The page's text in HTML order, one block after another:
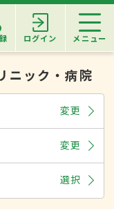
ログイン メニュー
ニック・病院
変更
変更
選択